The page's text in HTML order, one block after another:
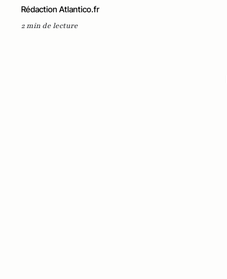
Rédaction Atlantico.fr
2 min de lecture